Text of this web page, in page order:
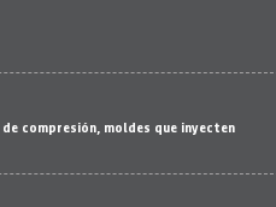
compresión, moldes que inyecten